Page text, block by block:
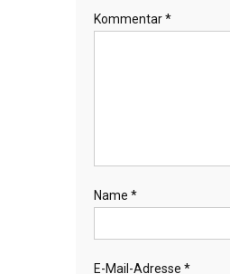
Kommentar*
Name *
E-Mail-Adresse *